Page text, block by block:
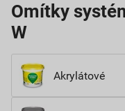
Omítky
W
Akrylátové